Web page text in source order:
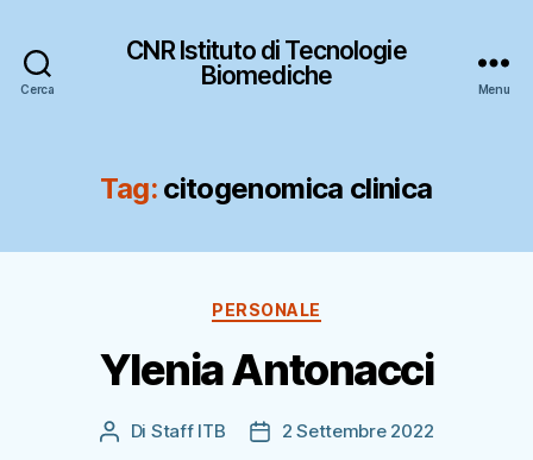
Cerca
CNR Istituto di Tecnologie
Biomediche
Menu
Tag: citogenomica clinica
Categorie
PERSONALE
Ylenia Antonacci
Autore
Di Staff ITB
Data2 Settembre 2022